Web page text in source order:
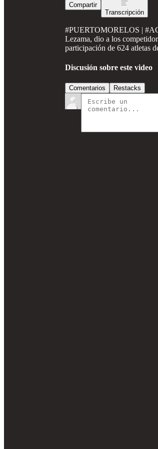
Compartir
Transcripción
#PUERTOMORELOS |
Lezama, dio a los
participación de 624 atletas
Discusión sobre este video
Comentarios Restacks